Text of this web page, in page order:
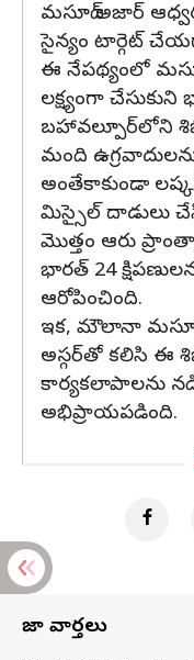
మసూద్ అజార్
సైన్యం టార్గెట్
ఈ నేపథ్యంలో
లక్ష్యంగా
బహావల్పూర్‌లోని
మంది
అంతేకాకుండా
మిస్సైల్ దాడులు
మొత్తం ఆరు
భారత్ 24
ఆరోపించింది.
ఇక, మౌలానా మసూద్
అస్గర్‌తో కలిసి ఈ
కార్యకలాపాలను
అభిప్రాయపడింది.
తాజా వార్తలు